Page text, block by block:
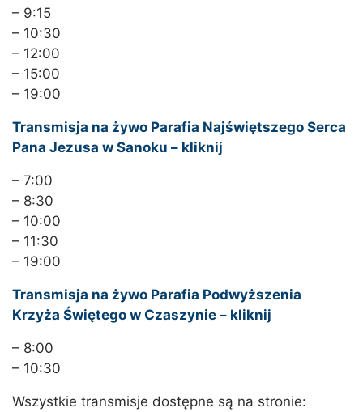
– 9:15
– 10:30
– 12:00
– 15:00
– 19:00
Transmisja na żywo Parafia Najświętszego Serca
Pana Jezusa w Sanoku – kliknij
– 7:00
– 8:30
– 10:00
– 11:30
– 19:00
Transmisja na żywo Parafia Podwyższenia
Krzyża Świętego w Czaszynie – kliknij
– 8:00
– 10:30
Wszystkie transmisje dostępne są na stronie: